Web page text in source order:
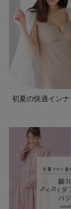
初夏の快適イン